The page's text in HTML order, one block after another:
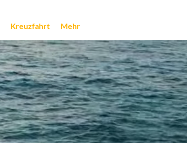
Kreuzfahrt Mehr